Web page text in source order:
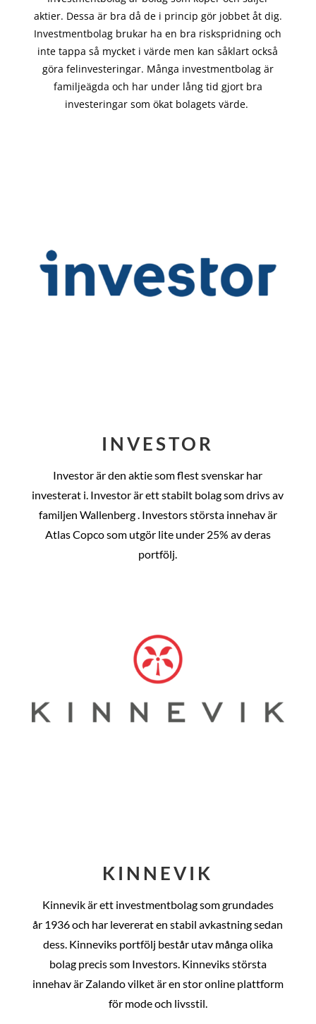
aktier. Dessa är bra då de i princip görjobbet åt dig.
Investmentbolag brukar ha en bra riskspridning och
inte tappa så mycket i värde men kan såklart också
göra felinvesteringar. Många investmentbolag är
familjeägda och har under lång tid gjort bra
investeringar som ökat bolagets värde.
INVESTOR
Investor är den aktie som flest svenskar har
investerat i. Investor är ett stabilt bolag som drivs av
familjen Wallenberg . Investors största innehav är
Atlas Copco som utgör lite under 25% av deras
portfölj.
KINNEVIK
Kinnevik är ett investmentbolag som grundades
år 1936 och har levererat en stabil avkastning sedan
dess. Kinneviks portfölj består utav många olika
bolag precis som Investors. Kinneviks största
innehav är Zalando vilket är en stor online plattform
för mode och livsstil.